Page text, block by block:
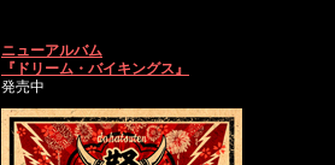
ニューアルバム
『ドリーム・バイキングス』
発売中